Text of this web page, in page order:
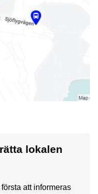
lokalen
att informeras